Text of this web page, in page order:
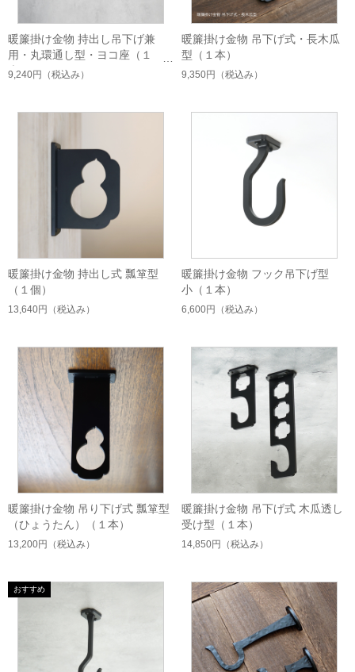
暖簾掛け金物 持出し吊下げ兼
用・丸環通し型・ヨコ座（１
本）
9,240円 （税込み）
暖簾掛け金物 吊下げ式・長木瓜
型（１本）
9,350円 （税込み）
暖簾掛け金物 持出し式 瓢箪型
（１個）
13,640円 （税込み）
暖簾掛け金物 フック吊下げ型
小（１本）
6,600円 （税込み）
暖簾掛け金物 吊り下げ式 瓢箪型
（ひょうたん）（１本）
13,200円 （税込み）
暖簾掛け金物 吊下げ式 木瓜透し
受け型（１本）
14,850円 （税込み）